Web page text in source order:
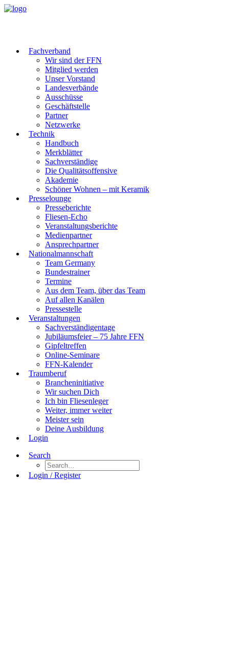
Fachverband
Wir sind der FFN
Mitglied werden
Unser Vorstand
Landesverbände
Ausschüsse
Geschäftstelle
Partner
Netzwerke
Technik
Handbuch
Merkblätter
Sachverständige
Die Qualitätsoffensive
Akademie
Schöner Wohnen – mit Keramik
Presselounge
Presseberichte
Fliesen-Echo
Veranstaltungsberichte
Medienpartner
Ansprechpartner
Nationalmannschaft
Team Germany
Bundestrainer
Termine
Aus dem Team, über das Team
Auf allen Kanälen
Pressestelle
Veranstaltungen
Sachverständigentage
Jubiläumsfeier – 75 Jahre FFN
Gipfeltreffen
Online-Seminare
FFN-Kalender
Traumberuf
Brancheninitiative
Wir suchen Dich
Ich bin Fliesenleger
Weiter, immer weiter
Meister sein
Deine Ausbildung
Login
Search
Login / Register